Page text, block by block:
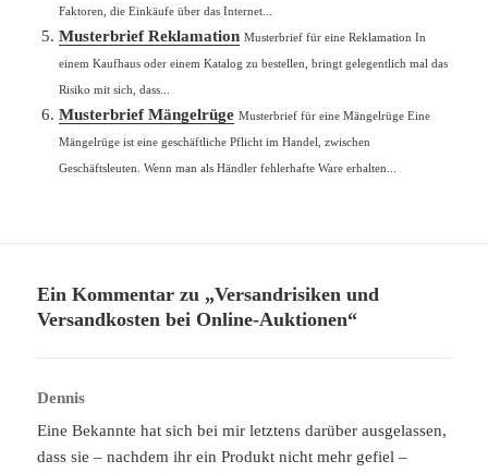
Faktoren, die Einkäufe über das Internet...
Musterbrief Reklamation Musterbrief für eine Reklamation In
einem Kaufhaus oder einem Katalog zu bestellen, bringt gelegentlich mal das
Risiko mit sich, dass...
Musterbrief Mängelrüge Musterbrief für eine Mängelrüge Eine
Mängelrüge ist eine geschäftliche Pflicht im Handel, zwischen
Geschäftsleuten. Wenn man als Händler fehlerhafte Ware erhalten...
Ein Kommentar zu „Versandrisiken und
Versandkosten bei Online-Auktionen“
Dennis
Eine Bekannte hat sich bei mir letztens darüber ausgelassen,
dass sie – nachdem ihr ein Produkt nicht mehr gefiel –